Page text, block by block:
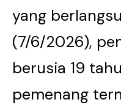
yang
(7/6/2026),
berusia 19
pemenang